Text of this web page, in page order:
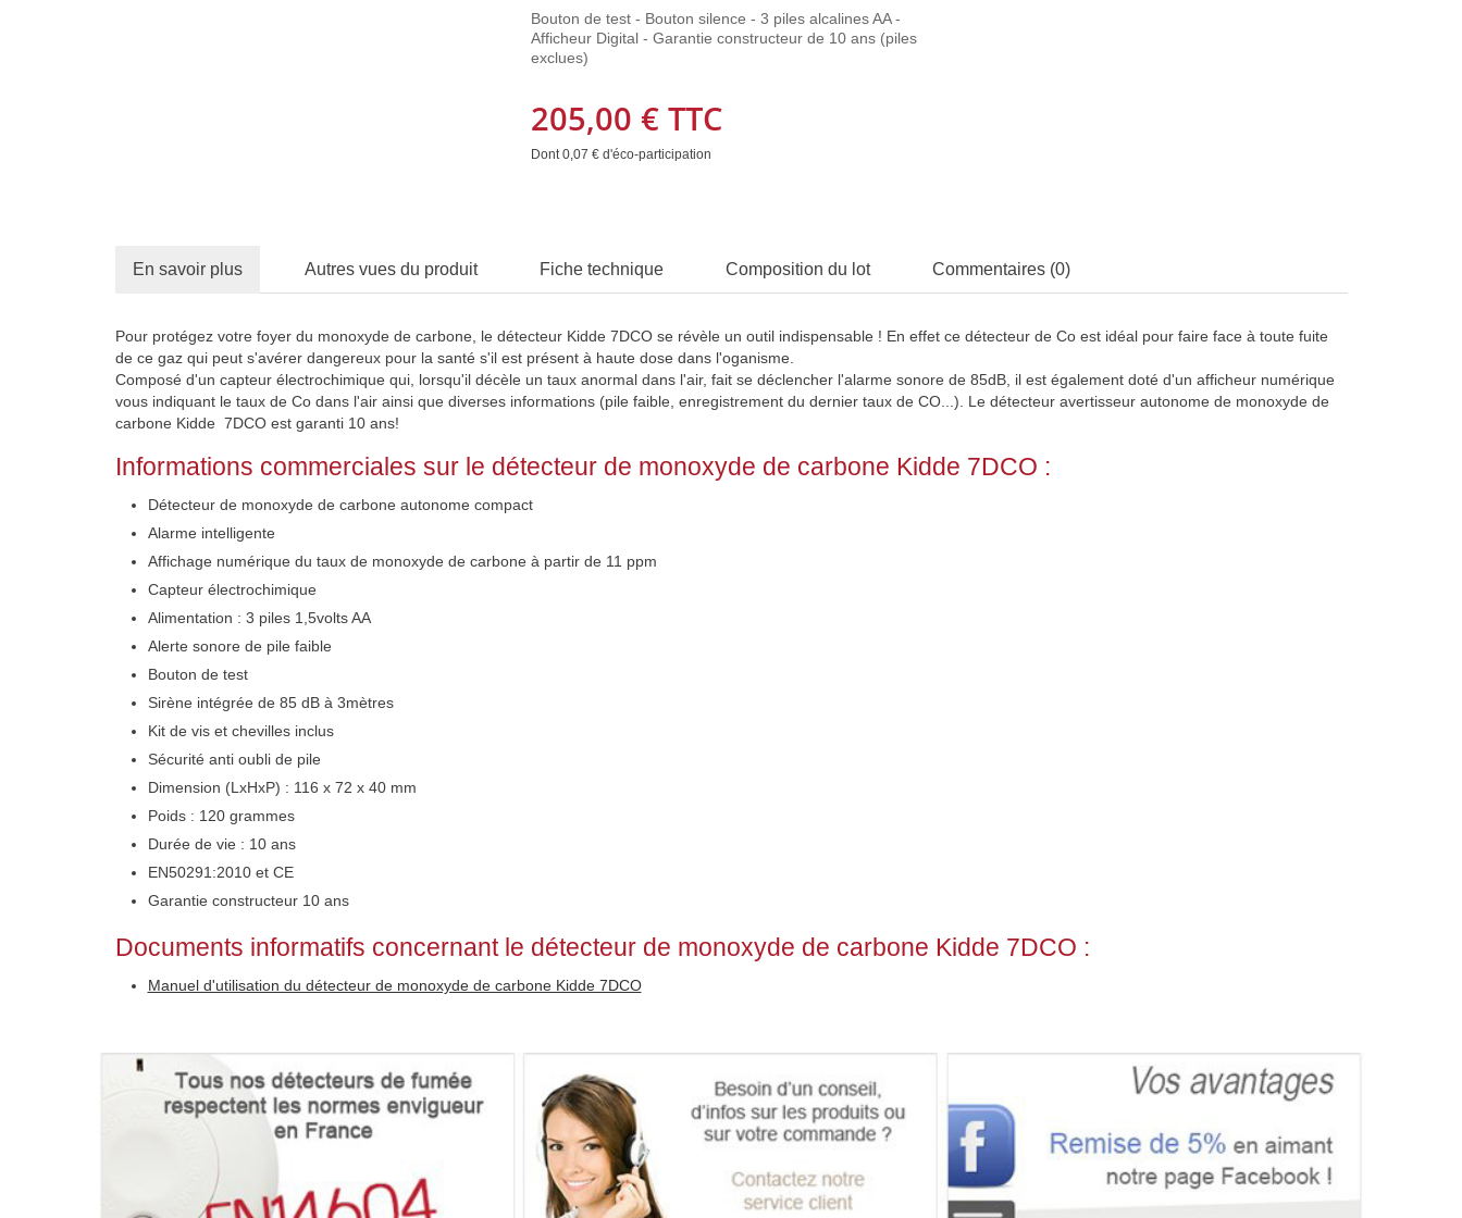
Bouton de test - Bouton silence - 3 piles alcalines AA -
Afficheur Digital - Garantie constructeur de 10 ans (piles
exclues)
205,00 € TTC
Dont0,07 € d'éco-participation
En savoir plus Autres vues du produit Fiche technique Composition du lot Commentaires (0)
Pour protégez votre foyer du monoxyde de carbone, le détecteur Kidde 7DCO se révèle un outil indispensable ! En effet ce détecteur de Co est idéal pour faire face à toute fuite
de ce gaz qui peut s'avérer dangereux pour la santé s'il est présent à haute dose dans l'oganisme.
Composé d'un capteur électrochimique qui, lorsqu'il décèle un taux anormal dans l'air, fait se déclencher l'alarme sonore de 85dB, il est également doté d'un afficheur numérique
vous indiquant le taux de Co dans l'air ainsi que diverses informations (pile faible, enregistrement du dernier taux de CO...). Le détecteur avertisseur autonome de monoxyde de
carbone Kidde 7DCO est garanti 10 ans!
Informations commerciales sur le détecteur de monoxyde de carbone Kidde 7DCO :
Détecteur de monoxyde de carbone autonome compact
Alarme intelligente
Affichage numérique du taux de monoxyde de carbone à partir de 11 ppm
Capteur électrochimique
Alimentation : 3 piles 1,5volts AA
Alerte sonore de pile faible
Bouton de test
Sirène intégrée de 85 dB à 3mètres
Kit de vis et chevilles inclus
Sécurité anti oubli de pile
Dimension (LxHxP) : 116 x 72 x 40 mm
Poids : 120 grammes
Durée de vie : 10 ans
EN50291:2010 et CE
Garantie constructeur 10 ans
Documents informatifs concernant le détecteur de monoxyde de carbone Kidde 7DCO :
Manuel d'utilisation du détecteur de monoxyde de carbone Kidde 7DCO